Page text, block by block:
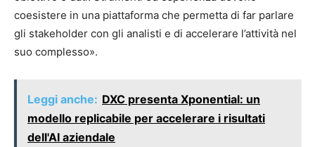
coesistere in una piattaforma che permetta di far parlare
gli stakeholder con gli analisti e di accelerare l’attività nel
suo complesso».
Leggi anche: DXC presenta Xponential: un
modello replicabile per accelerare i risultati
dell'AI aziendale